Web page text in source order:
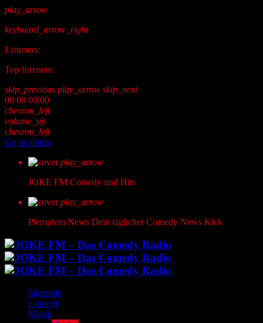
play_arrow
keyboard_arrow_right
Listeners:
Top listeners:
skip_previous play_arrow skip_next
00:00 00:00
chevron_left
volume_up
chevron_left
Go to album
play_arrow
JOKE FM Comedy und Hits
play_arrow
Plemplem News Dein täglicher Comedy News Kick
Startseite
Comedy
Musik